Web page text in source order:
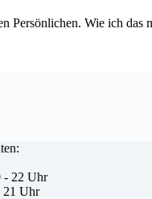
Wie ich
- 22 Uhr
21 Uhr